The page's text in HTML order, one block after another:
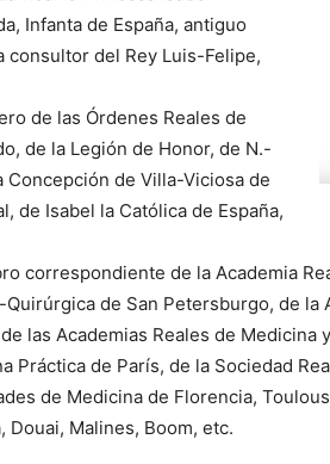
Infanta de España, antiguo
consultor del Rey Luis-Felipe,
de las Órdenes Reales de
de la Legión de Honor, de N.-
Concepción de Villa-Viciosa de
de Isabel la Católica de España,
correspondiente de la Academia
Quirúrgica de San Petersburgo, de la
las Academias Reales de
Práctica de París, de la Sociedad
de Medicina de Florencia,
Douai, Malines, Boom, etc.